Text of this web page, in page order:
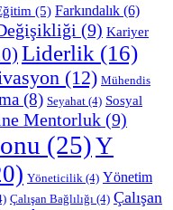
(5) Farkındalık (6)
(9) Kariyer
Liderlik (16)
(12) Mühendis
(8) Seyahat (4) Sosyal
Mentorluk (9)
(25)Y
Yöneticilik (4) Yönetim
Çalışan Bağlılığı (4) Çalışan